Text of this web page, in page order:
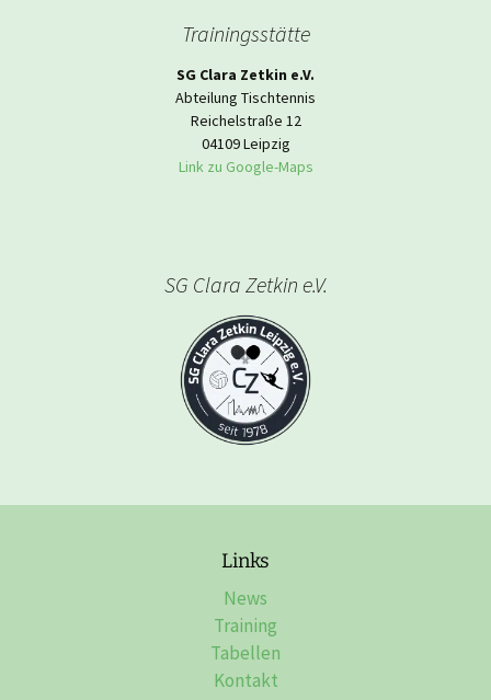
Trainingsstätte
SG Clara Zetkin e.V.
Abteilung Tischtennis
Reichelstraße 12
04109 Leipzig
Link zu Google-Maps
SG Clara Zetkin e.V.
Links
News
Training
Tabellen
Kontakt